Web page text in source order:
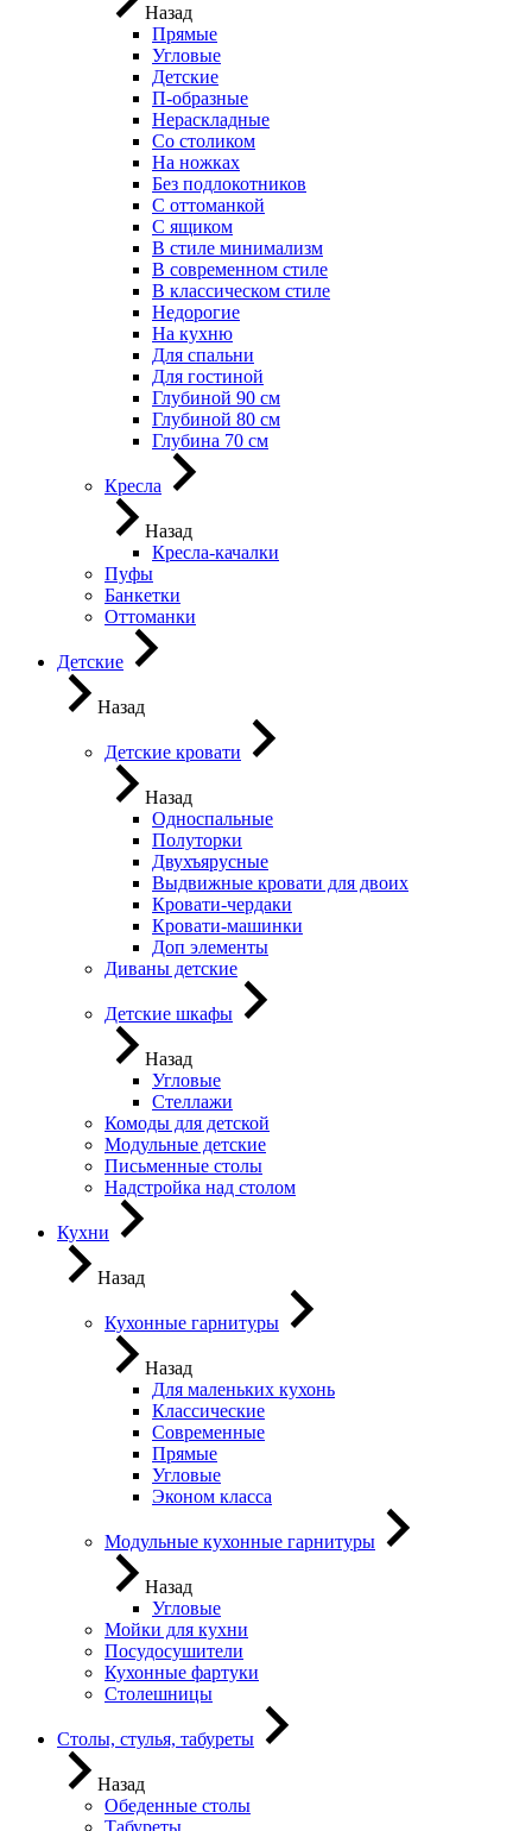
Назад
Прямые
Угловые
Детские
П-образные
Нераскладные
Со столиком
На ножках
Без подлокотников
С оттоманкой
С ящиком
В стиле минимализм
В современном стиле
В классическом стиле
Недорогие
На кухню
Для спальни
Для гостиной
Глубиной 90 см
Глубиной 80 см
Глубина 70 см
Кресла
Назад
Кресла-качалки
Пуфы
Банкетки
Оттоманки
Детские
Назад
Детские кровати
Назад
Односпальные
Полуторки
Двухъярусные
Выдвижные кровати для двоих
Кровати-чердаки
Кровати-машинки
Доп элементы
Диваны детские
Детские шкафы
Назад
Угловые
Стеллажи
Комоды для детской
Модульные детские
Письменные столы
Надстройка над столом
Кухни
Назад
Кухонные гарнитуры
Назад
Для маленьких кухонь
Классические
Современные
Прямые
Угловые
Эконом класса
Модульные кухонные гарнитуры
Назад
Угловые
Мойки для кухни
Посудосушители
Кухонные фартуки
Столешницы
Столы, стулья, табуреты
Назад
Обеденные столы
Табуреты